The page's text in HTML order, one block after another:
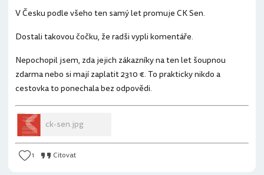
V Česku podle všeho ten samý let promuje CK Sen.
Dostali takovou čočku, že radši vypli komentáře.
Nepochopil jsem, zda jejich zákazníky na ten let šoupnou
zdarma nebo si mají zaplatit 2310 €. To prakticky nikdo a
cestovka to ponechala bez odpovědi.
ck-sen.jpg
1 Citovat